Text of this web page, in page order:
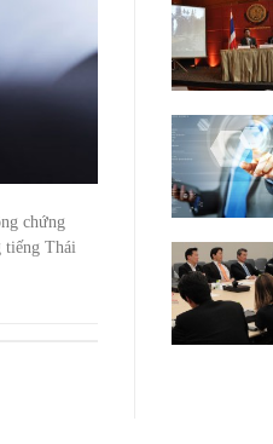
chứng
tiếng Thái